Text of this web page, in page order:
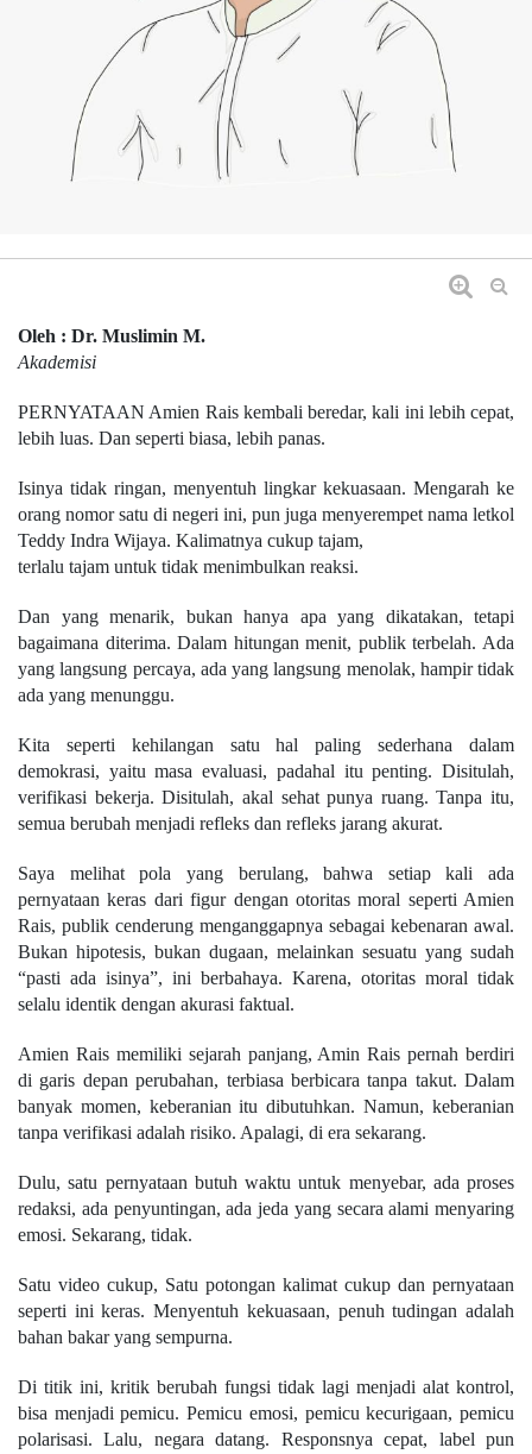
Oleh : Dr. Muslimin M.
Akademisi
PERNYATAAN Amien Rais kembali beredar, kali ini lebih cepat,
lebih luas. Dan seperti biasa, lebih panas.
Isinya tidak ringan, menyentuh lingkar kekuasaan. Mengarah ke
orang nomor satu di negeri ini, pun juga menyerempet nama letkol
Teddy Indra Wijaya. Kalimatnya cukup tajam,
terlalu tajam untuk tidak menimbulkan reaksi.
Dan yang menarik, bukan hanya apa yang dikatakan, tetapi
bagaimana diterima. Dalam hitungan menit, publik terbelah. Ada
yang langsung percaya, ada yang langsung menolak, hampir tidak
ada yang menunggu.
Kita seperti kehilangan satu hal paling sederhana dalam
demokrasi, yaitu masa evaluasi, padahal itu penting. Disitulah,
verifikasi bekerja. Disitulah, akal sehat punya ruang. Tanpa itu,
semua berubah menjadi refleks dan refleks jarang akurat.
Saya melihat pola yang berulang, bahwa setiap kali ada
pernyataan keras dari figur dengan otoritas moral seperti Amien
Rais, publik cenderung menganggapnya sebagai kebenaran awal.
Bukan hipotesis, bukan dugaan, melainkan sesuatu yang sudah
“pasti ada isinya”, ini berbahaya. Karena, otoritas moral tidak
selalu identik dengan akurasi faktual.
Amien Rais memiliki sejarah panjang, Amin Rais pernah berdiri
di garis depan perubahan, terbiasa berbicara tanpa takut. Dalam
banyak momen, keberanian itu dibutuhkan. Namun, keberanian
tanpa verifikasi adalah risiko. Apalagi, di era sekarang.
Dulu, satu pernyataan butuh waktu untuk menyebar, ada proses
redaksi, ada penyuntingan, ada jeda yang secara alami menyaring
emosi. Sekarang, tidak.
Satu video cukup, Satu potongan kalimat cukup dan pernyataan
seperti ini keras. Menyentuh kekuasaan, penuh tudingan adalah
bahan bakar yang sempurna.
Di titik ini, kritik berubah fungsi tidak lagi menjadi alat kontrol,
bisa menjadi pemicu. Pemicu emosi, pemicu kecurigaan, pemicu
polarisasi. Lalu, negara datang. Responsnya cepat, label pun